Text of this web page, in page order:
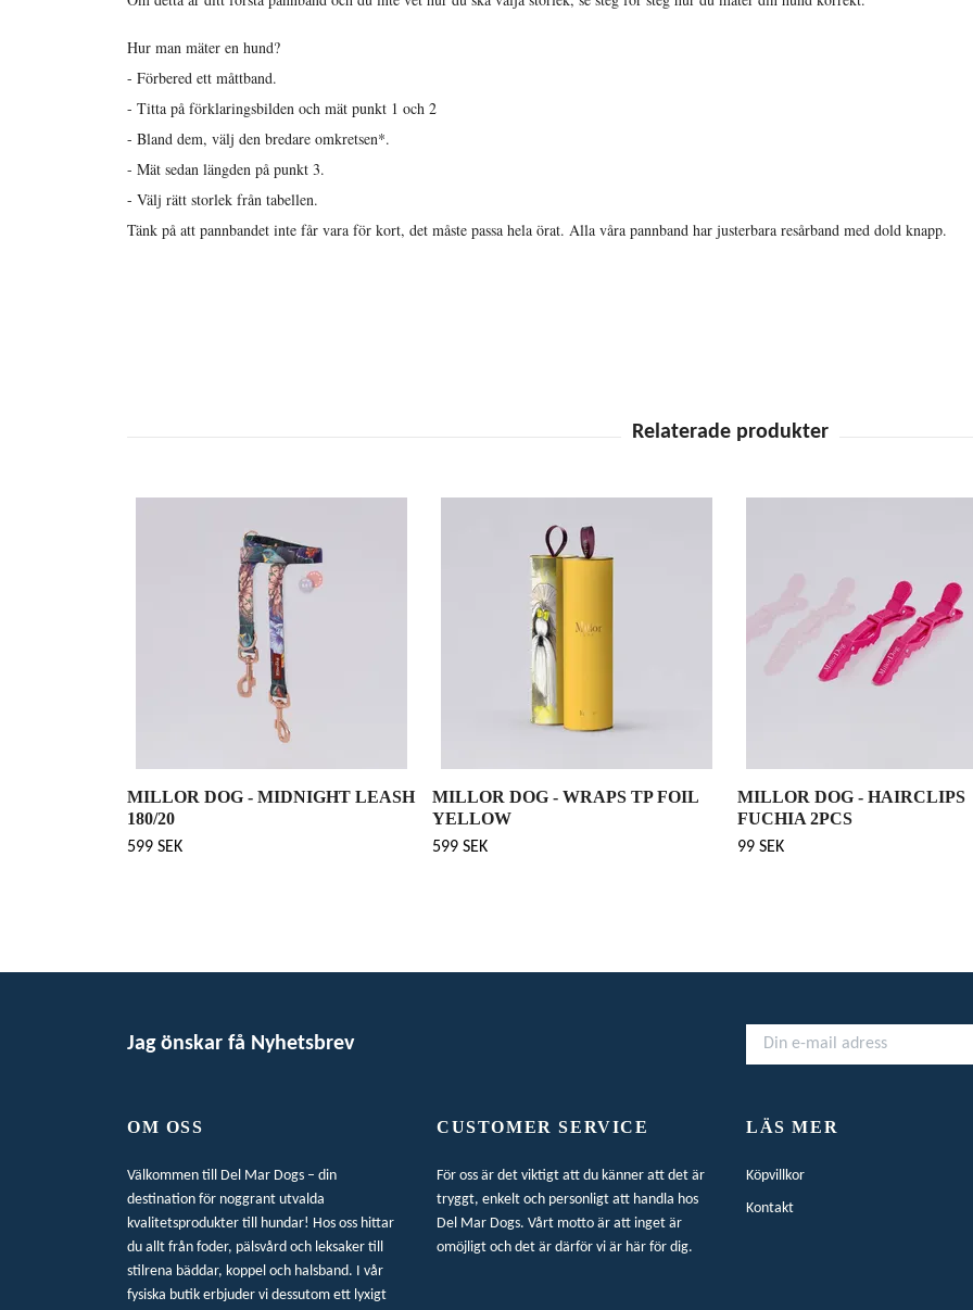
Hur man mäter en hund?
- Förbered ett måttband.
- Titta på förklaringsbilden och mät punkt 1 och 2
- Bland dem, välj den bredare omkretsen*.
- Mät sedan längden på punkt 3.
- Välj rätt storlek från tabellen.
Tänk på att pannbandet inte får vara för kort, det måste passa hela örat. Alla våra pannband har justerbara resårband med dold knapp.
MILLOR DOG - MIDNIGHT LEASH
180/20
599 SEK
MILLOR DOG - WRAPS TP FOIL
YELLOW
599 SEK
MILLOR DOG - HAIRCLIPS
FUCHIA 2PCS
99 SEK
Jag önskar få Nyhetsbrev
OM OSS
Välkommen till Del Mar Dogs – din
destination för noggrant utvalda
kvalitetsprodukter till hundar! Hos oss hittar
du allt från foder, pälsvård och leksaker till
stilrena bäddar, koppel och halsband. I vår
fysiska butik erbjuder vi dessutom ett lyxigt
CUSTOMER SERVICE
För oss är det viktigt att du känner att det är
tryggt, enkelt och personligt att handla hos
Del Mar Dogs. Vårt motto är att inget är
omöjligt och det är därför vi är här för dig.
LÄS MER
Köpvillkor
Kontakt